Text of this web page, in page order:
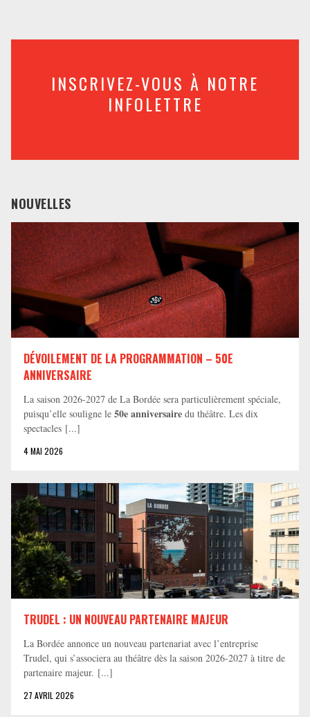
INSCRIVEZ-VOUS À NOTRE
INFOLETTRE
NOUVELLES
DÉVOILEMENT DE LA PROGRAMMATION – 50E
ANNIVERSAIRE
La saison 2026-2027 de La Bordée sera particulièrement spéciale,
puisqu’elle souligne le 50e anniversaire du théâtre. Les dix
spectacles [...]
4 MAI 2026
TRUDEL : UN NOUVEAU PARTENAIRE MAJEUR
La Bordée annonce un nouveau partenariat avec l’entreprise
Trudel, qui s’associera au théâtre dès la saison 2026-2027 à titre de
partenaire majeur. [...]
27 AVRIL 2026